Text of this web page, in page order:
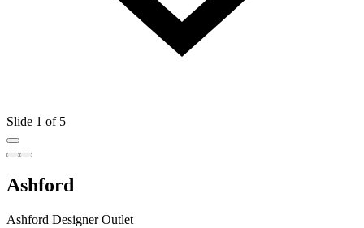
Slide 1 of 5
Ashford
Ashford Designer Outlet